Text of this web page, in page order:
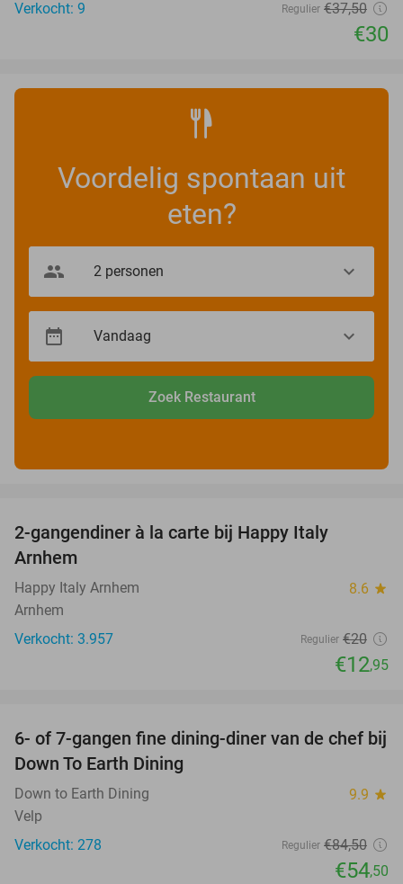
Verkocht: 9
Regulier €37,50
€30
Voordelig spontaan uit
eten?
Zoek Restaurant
2-gangendiner à la carte bij Happy Italy
Arnhem
Happy Italy Arnhem 8.6 star
Arnhem
Verkocht: 3.957
Regulier €20
€12,95
36%
6- of 7-gangen fine dining-diner van de chef bij
Down To Earth Dining
Down to Earth Dining 9.9 star
Velp
Verkocht: 278
Regulier €84,50
€54,50